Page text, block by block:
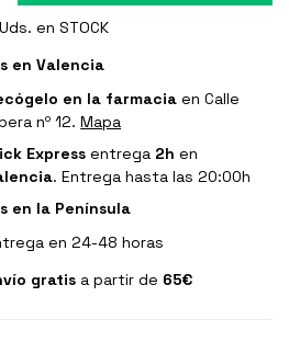
en STOCK
en Valencia
en la farmacia en Calle
nº 12.Mapa
Express entrega 2h en
. Entrega hasta las 20:00h
en la Península
en 24-48 horas
gratis a partir de 65€